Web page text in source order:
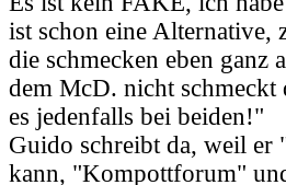
ist schon eine Alternative,
die schmecken eben ganz
dem McD. nicht schmeckt
es jedenfalls bei beiden!"
Guido schreibt da, weil
kann, "Kompottforum"